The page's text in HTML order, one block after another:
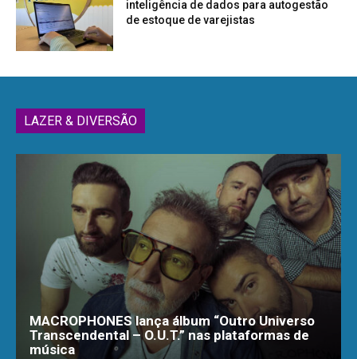
inteligência de dados para autogestão
de estoque de varejistas
LAZER & DIVERSÃO
MACROPHONES lança álbum “Outro Universo
Transcendental – O.U.T.” nas plataformas de
música